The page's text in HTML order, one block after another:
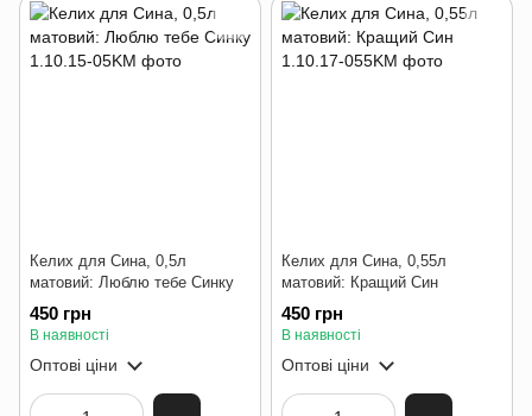
Келих для Сина, 0,5л
матовий: Люблю тебе Синку
450 грн
В наявності
Оптові ціни
Келих для Сина, 0,55л
матовий: Кращий Син
450 грн
В наявності
Оптові ціни